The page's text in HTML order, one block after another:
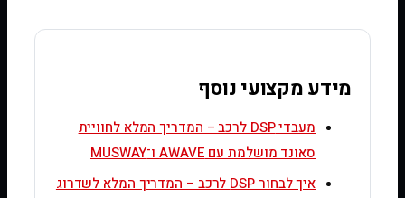
מידע מקצועי נוסף
מעבדי DSP לרכב – המדריך המלא לחוויית
סאונד מושלמת עם AWAVE ו־MUSWAY
איך לבחור DSP לרכב – המדריך המלא לשדרוג